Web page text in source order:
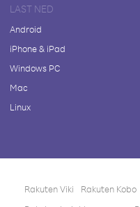
LAST NED
Android
iPhone & iPad
Windows PC
Mac
Linux
Rakuten Viki Rakuten Kobo